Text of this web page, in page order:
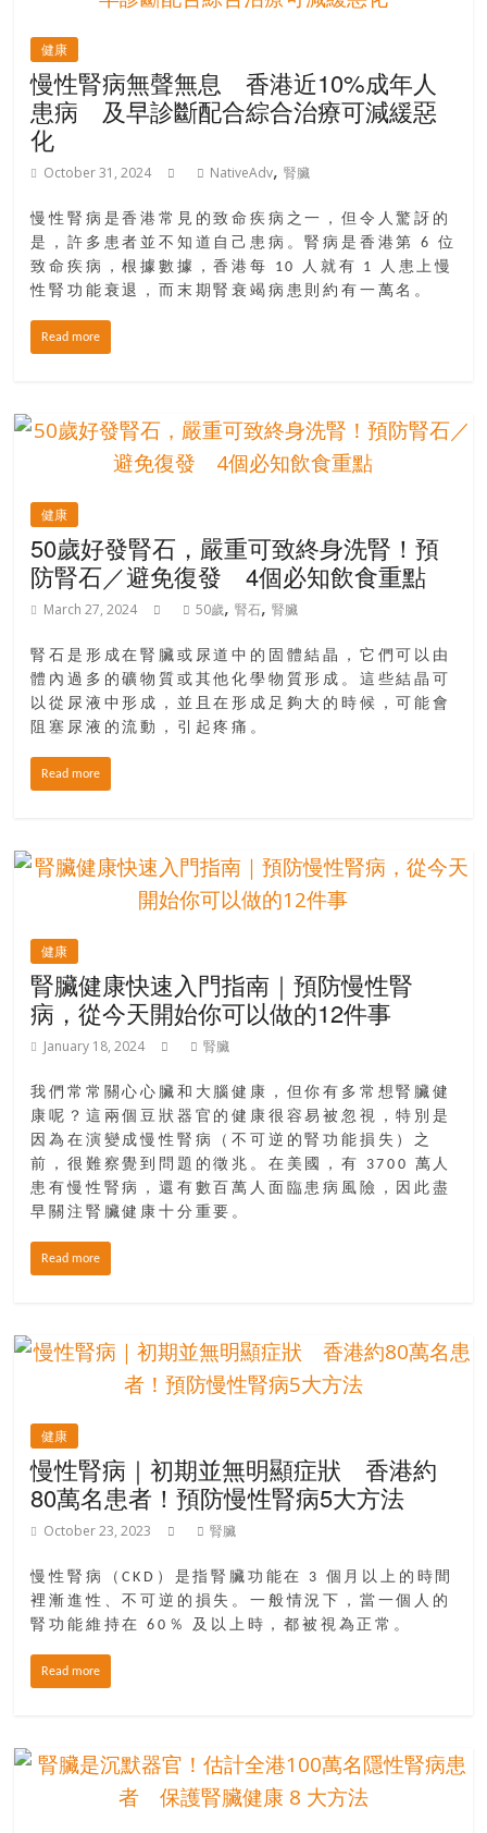
踏
入
50
歲
以
後，
來
人
生
下
半
場，
島
各
位
金
齡
銀
的
大
人
們
結
伴
險，
找
寶
藏。
一
同
抱
著
樂
觀
積
極
的
接
的
第
二
人
生。
健康
慢性腎病無聲無息 香港近10%成年人
患病 及早診斷配合綜合治療可減緩惡
化
October 31, 2024 NativeAdv,腎臟
慢性腎病是香港常見的致命疾病之一，但令人驚訝的
是，許多患者並不知道自己患病。腎病是香港第 6 位
致命疾病，根據數據，香港每 10 人就有 1 人患上慢
性腎功能衰退，而末期腎衰竭病患則約有一萬名。
Read more
健康
50歲好發腎石，嚴重可致終身洗腎！預
防腎石／避免復發 4個必知飲食重點
March 27, 2024 50歲,腎石,腎臟
腎石是形成在腎臟或尿道中的固體結晶，它們可以由
體內過多的礦物質或其他化學物質形成。這些結晶可
以從尿液中形成，並且在形成足夠大的時候，可能會
阻塞尿液的流動，引起疼痛。
Read more
健康
腎臟健康快速入門指南｜預防慢性腎
病，從今天開始你可以做的12件事
January 18, 2024 腎臟
我們常常關心心臟和大腦健康，但你有多常想腎臟健
康呢？這兩個豆狀器官的健康很容易被忽視，特別是
因為在演變成慢性腎病（不可逆的腎功能損失）之
前，很難察覺到問題的徵兆。在美國，有 3700 萬人
患有慢性腎病，還有數百萬人面臨患病風險，因此盡
早關注腎臟健康十分重要。
Read more
健康
慢性腎病｜初期並無明顯症狀 香港約
80萬名患者！預防慢性腎病5大方法
October 23, 2023 腎臟
慢性腎病（CKD）是指腎臟功能在 3 個月以上的時間
裡漸進性、不可逆的損失。一般情況下，當一個人的
腎功能維持在 60％ 及以上時，都被視為正常。
Read more